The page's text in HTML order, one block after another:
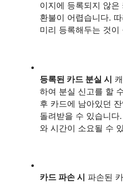
이지에 등록되지 않은
환불이 어렵습니다.
미리 등록해두는 것이
등록된 카드 분실 시
하여 분실 신고를 할
후 카드에 남아있던
돌려받을 수 있습니다
와 시간이 소요될 수
카드 파손 시 파손된